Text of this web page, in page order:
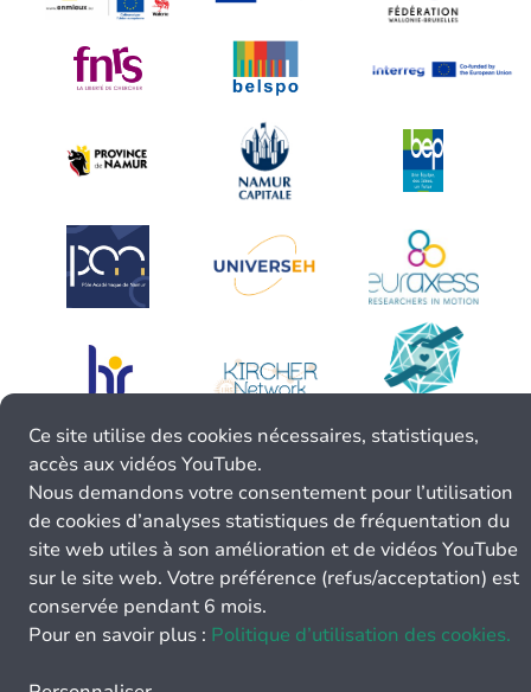
Ce site utilise des cookies nécessaires, statistiques,
accès aux vidéos YouTube.
Nous demandons votre consentement pour l’utilisation
de cookies d’analyses statistiques de fréquentation du
site web utiles à son amélioration et de vidéos YouTube
sur le site web. Votre préférence (refus/acceptation) est
conservée pendant 6 mois.
Pour en savoir plus : Politique d’utilisation des cookies.